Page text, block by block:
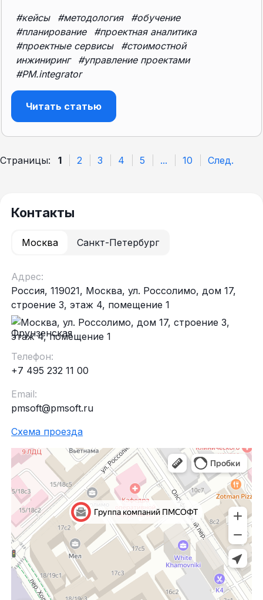
#кейсы #методология
#обучение
#планирование
#проектная аналитика
#проектные сервисы
#стоимостной
инжиниринг
#управление проектами
#PM.integrator
Читать статью
Страницы: 1 2 3 4 5 ... 10 След.
Контакты
Москва Санкт-Петербург
Адрес:
Россия, 119021, Москва, ул. Россолимо, дом 17,
строение 3, этаж 4, помещение 1
Фрунзенская
Телефон:
+7 495 232 11 00
Email:
pmsoft@pmsoft.ru
Схема проезда